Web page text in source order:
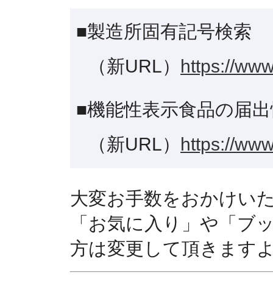
■製造所固有記号検索
（新URL） https://
■機能性表示食品の届
（新URL） https://
大変お手数をおかけい
「お気に入り」や「ブ
方は変更して頂きます